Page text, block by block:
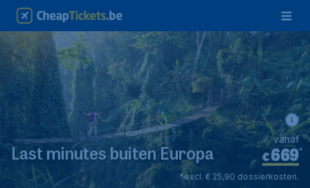
Last minutes buiten Europa €669*
vanaf
*excl. € 25,90 dossierkosten.